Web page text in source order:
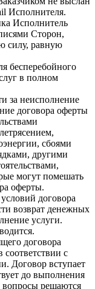
Исполнителя.
Исполнитель
Сторон,
силу, равную
бесперебойного
в полном
за неисполнение
договора оферты
сбоями
другими
могут помешать
оферты.
договора
возврат денежных
услуги.
договора
соответствии с
Договор вступает
до выполнения
вопросы решаются